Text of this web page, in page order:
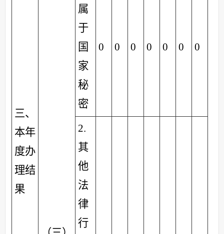
三、
本年
度办
理结
果
属
于
国
家
秘
密
0 0 0 0 0 0 0
2.
其
他
法
律
行